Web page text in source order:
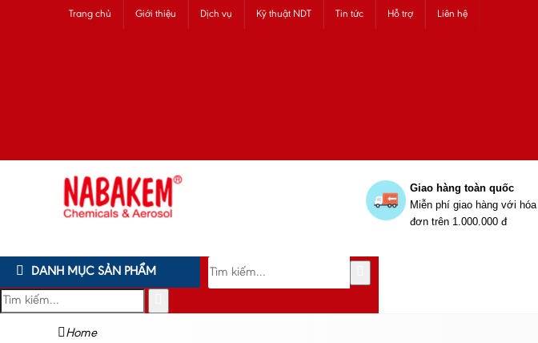
Trang chủ Giới thiệu Dịch vụ Kỹ thuật NDT Tin tức Hỗ trợ Liên hệ
Giao hàng toàn quốc
Miễn phí giao hàng với hóa
đơn trên 1.000.000 đ
DANH MỤC SẢN PHẨM
Home